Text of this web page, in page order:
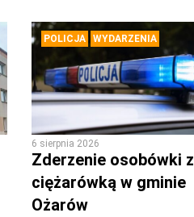
POLICJA WYDARZENIA
6 sierpnia 2026
Zderzenie osobówki z
ciężarówką w gminie
Ożarów